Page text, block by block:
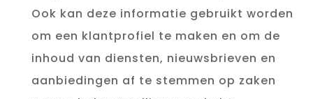
Ook kan deze informatie gebruikt worden
om een klantprofiel te maken en om de
inhoud van diensten, nieuwsbrieven en
aanbiedingen af te stemmen op zaken